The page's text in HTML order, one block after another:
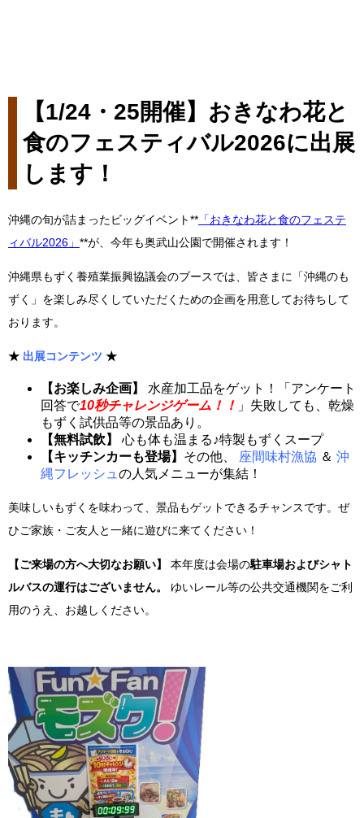
【1/24・25開催】おきなわ花と
食のフェスティバル2026に出展
します！
沖縄の旬が詰まったビッグイベント** 「おきなわ花と食のフェステ
ィバル2026」 **が、今年も奥武山公園で開催されます！
沖縄県もずく養殖業振興協議会のブースでは、皆さまに「沖縄のも
ずく」を楽しみ尽くしていただくための企画を用意してお待ちして
おります。
★ 出展コンテンツ ★
【お楽しみ企画】
水産加工品をゲット！「アンケート
回答で10秒チャレンジゲーム！！ 」失敗しても、乾燥
もずく試供品等の景品あり。
【無料試飲】
心も体も温まる♪特製もずくスープ
【キッチンカーも登場】 その他、 座間味村漁協 ＆ 沖
縄フレッシュの人気メニューが集結！
美味しいもずくを味わって、景品もゲットできるチャンスです。ぜ
ひご家族・ご友人と一緒に遊びに来てください！
【ご来場の方へ大切なお願い】 本年度は会場の駐車場およびシャト
ルバスの運行はございません。
ゆいレール等の公共交通機関をご利
用のうえ、お越しください。